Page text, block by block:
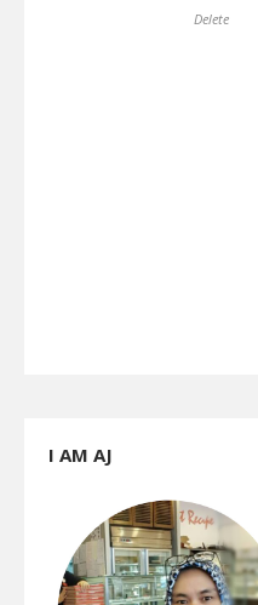
Delete
I AM AJ